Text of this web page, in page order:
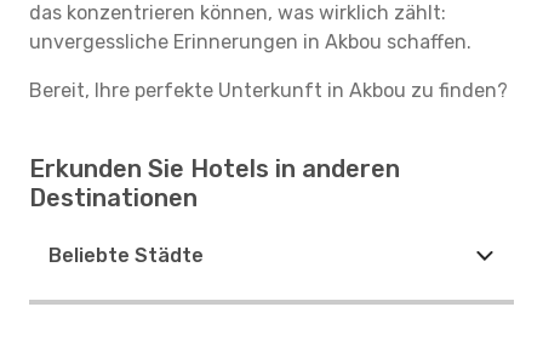
das konzentrieren können, was wirklich zählt:
unvergessliche Erinnerungen in Akbou schaffen.
Bereit, Ihre perfekte Unterkunft in Akbou zu finden?
Erkunden Sie Hotels in anderen
Destinationen
Beliebte Städte